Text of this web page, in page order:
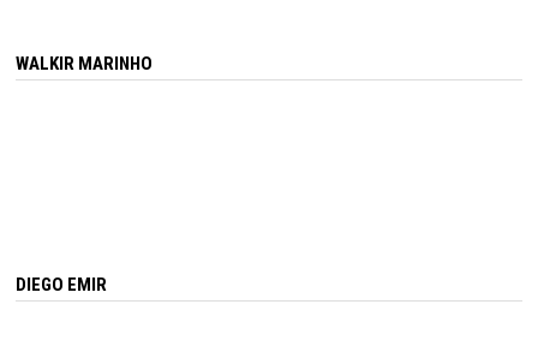
WALKIR MARINHO
DIEGO EMIR